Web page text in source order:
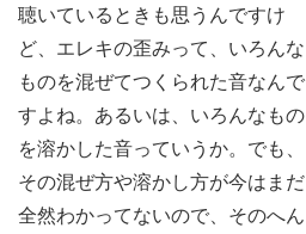
聴いているときも思うんですけ
ど、エレキの歪みって、いろんな
ものを混ぜてつくられた音なんで
すよね。あるいは、いろんなもの
を溶かした音っていうか。でも、
その混ぜ方や溶かし方が今はまだ
全然わかってないので、そのへん